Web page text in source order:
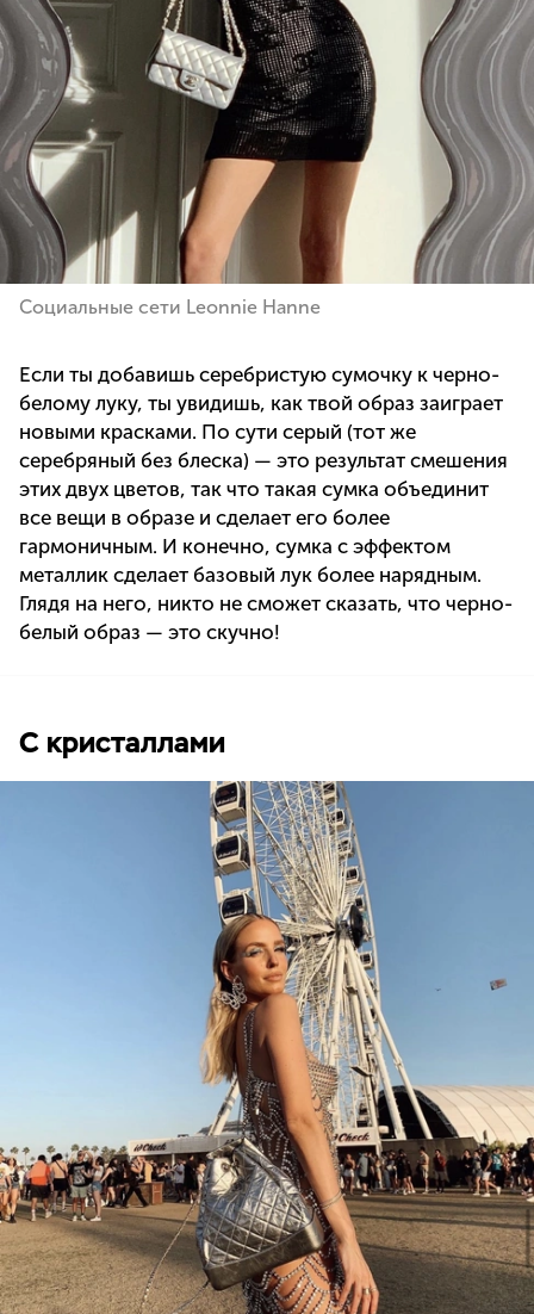
Социальные сети Leonnie Hanne
Если ты добавишь серебристую сумочку к черно-
белому луку, ты увидишь, как твой образ заиграет
новыми красками. По сути серый (тот же
серебряный без блеска) — это результат смешения
этих двух цветов, так что такая сумка объединит
все вещи в образе и сделает его более
гармоничным. И конечно, сумка с эффектом
металлик сделает базовый лук более нарядным.
Глядя на него, никто не сможет сказать, что черно-
белый образ — это скучно!
С кристаллами